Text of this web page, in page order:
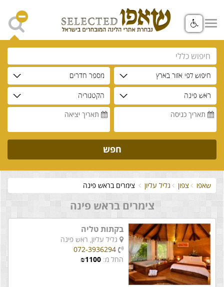
חיפוש לפי אזור בארץ מספר חדרים
ראש פינה
הקטגוריה
תאריך כניסה
תאריך יציאה
חפש
שאפו צפון גליל עליון צימרים בראש פינה
צימרים בראש פינה
בקתות טליה
גליל עליון, ראש פינה
072-3936294
החל מ:
₪1100